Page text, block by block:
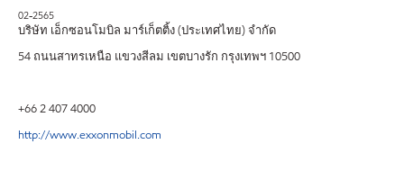
02-2565
บริษัท เอ็กซอนโมบิล มาร์เก็ตติ้ง (ประเทศไทย) จำกัด
54 ถนนสาทรเหนือ แขวงสีลม เขตบางรัก กรุงเทพฯ 10500
+66 2 407 4000
http://www.exxonmobil.com